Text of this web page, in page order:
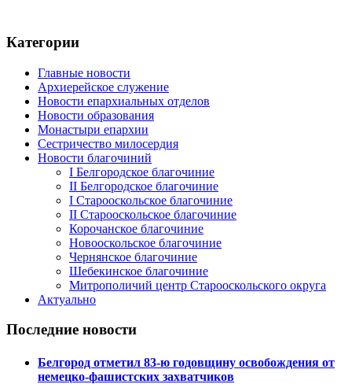
Категории
Главные новости
Архиерейское служение
Новости епархиальных отделов
Новости образования
Монастыри епархии
Сестричество милосердия
Новости благочиний
I Белгородское благочиние
II Белгородское благочиние
I Старооскольское благочиние
II Старооскольское благочиние
Корочанское благочиние
Новооскольское благочиние
Чернянское благочиние
Шебекинское благочиние
Митрополичий центр Старооскольского округа
Актуально
Последние новости
Белгород отметил 83-ю годовщину освобождения от
немецко-фашистских захватчиков